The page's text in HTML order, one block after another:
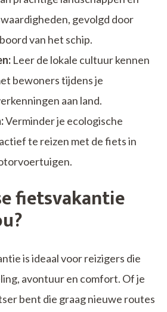
gevolgd door
van het schip.
Leer de lokale cultuur kennen
bewoners tijdens je
aan land.
Verminder je ecologische
te reizen met de fiets in
fietsvakantie
is ideaal voor reizigers die
avontuur en comfort. Of je
bent die graag nieuwe routes